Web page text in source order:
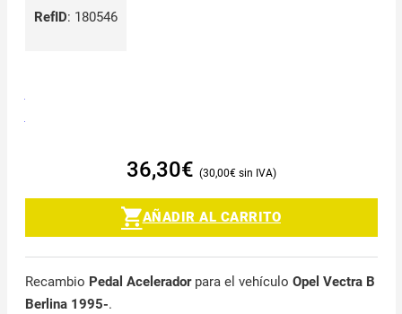
RefID: 180546
36,30€ 30,00€
AÑADIR AL CARRITO
Recambio Pedal Aceleradorpara el vehículo Opel Vectra B
Berlina 1995-.